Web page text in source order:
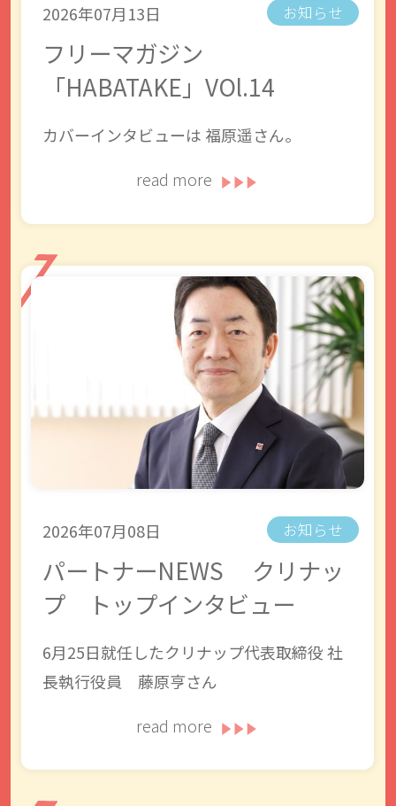
2026年07月13日 お知らせ
フリーマガジン
「HABATAKE」VOl.14
カバーインタビューは 福原遥さん。
read more
2026年07月08日 お知らせ
パートナーNEWS クリナッ
プ トップインタビュー
6月25日就任したクリナップ代表取締役 社
長執行役員 藤原亨さん
read more